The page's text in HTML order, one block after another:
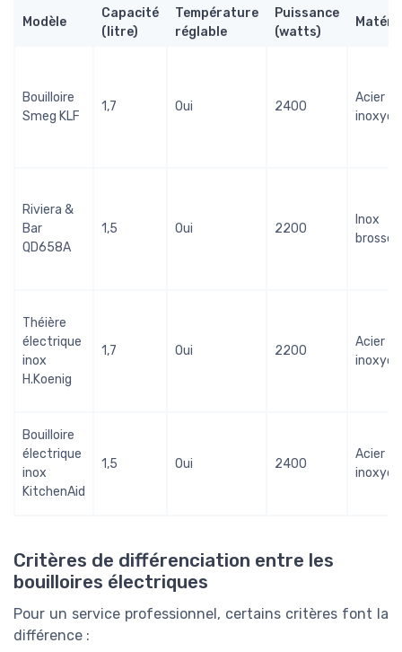
Modèle
Capacité
(litre)
Température
réglable
Puissance
(watts)
Bouilloire
Smeg KLF
1,7 Oui 2400
Acier
Riviera &
Bar
QD658A
1,5 Oui 2200
Inox
brossé
Théière
électrique
inox
H.Koenig
1,7 Oui 2200
Acier
Bouilloire
électrique
inox
KitchenAid
1,5 Oui 2400
Acier
Critères de différenciation entre les
bouilloires électriques
Pour un service professionnel, certains critères font la
différence :